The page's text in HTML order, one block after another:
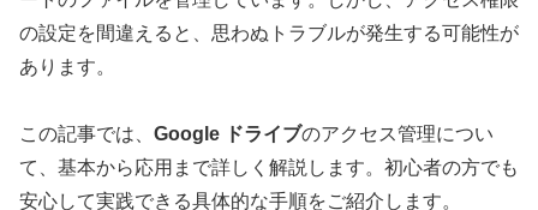
の設定を間違えると、思わぬトラブルが発生する可能性が
あります。
この記事では、 Google ドライブのアクセス管理につい
て、基本から応用まで詳しく解説します。初心者の方でも
安心して実践できる具体的な手順をご紹介します。